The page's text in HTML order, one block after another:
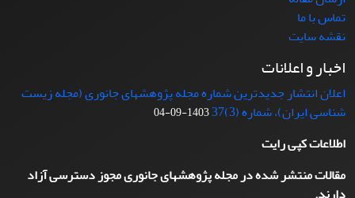
تماس با ما
نقشه سایت
اخبار و اعلانات
اعلان انتشار جدیدترین شماره مجله پژوهشهای جانوری (مجله زیست
شناسی ایران)، شماره (3)37
1403-09-04
اطلاعات کپی رایت
مقالات منتشر شده در مجله پژوهشهای جانوری مجوز دسترسی آزاد